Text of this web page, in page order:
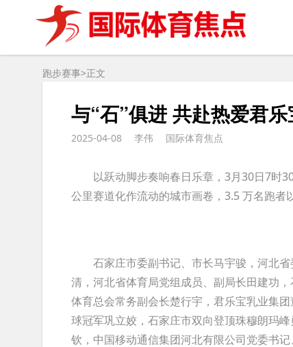
跑步赛事>正文
与“石”俱进 共赴热爱君
2025-04-08 李伟 国际体育焦点
以跃动脚步奏响春日乐章，3月30日7时
公里赛道化作流动的城市画卷，3.5 万名跑者
石家庄市委副书记、市长马宇骏，河北省
清，河北省体育局党组成员、副局长田建功
体育总会常务副会长楚行宇，君乐宝乳业集
球冠军巩立姣，石家庄市双向登顶珠穆朗玛
钦，中国移动通信集团河北有限公司党委书